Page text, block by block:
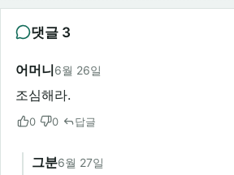
댓글 3
어머니6월 26일
조심해라.
0 0 답글
그분6월 27일